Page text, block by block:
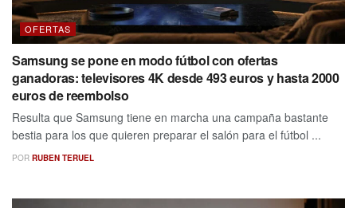
OFERTAS
Samsung se pone en modo fútbol con ofertas
ganadoras: televisores 4K desde 493 euros y hasta 2000
euros de reembolso
Resulta que Samsung tiene en marcha una campaña bastante
bestia para los que quieren preparar el salón para el fútbol ...
POR RUBEN TERUEL